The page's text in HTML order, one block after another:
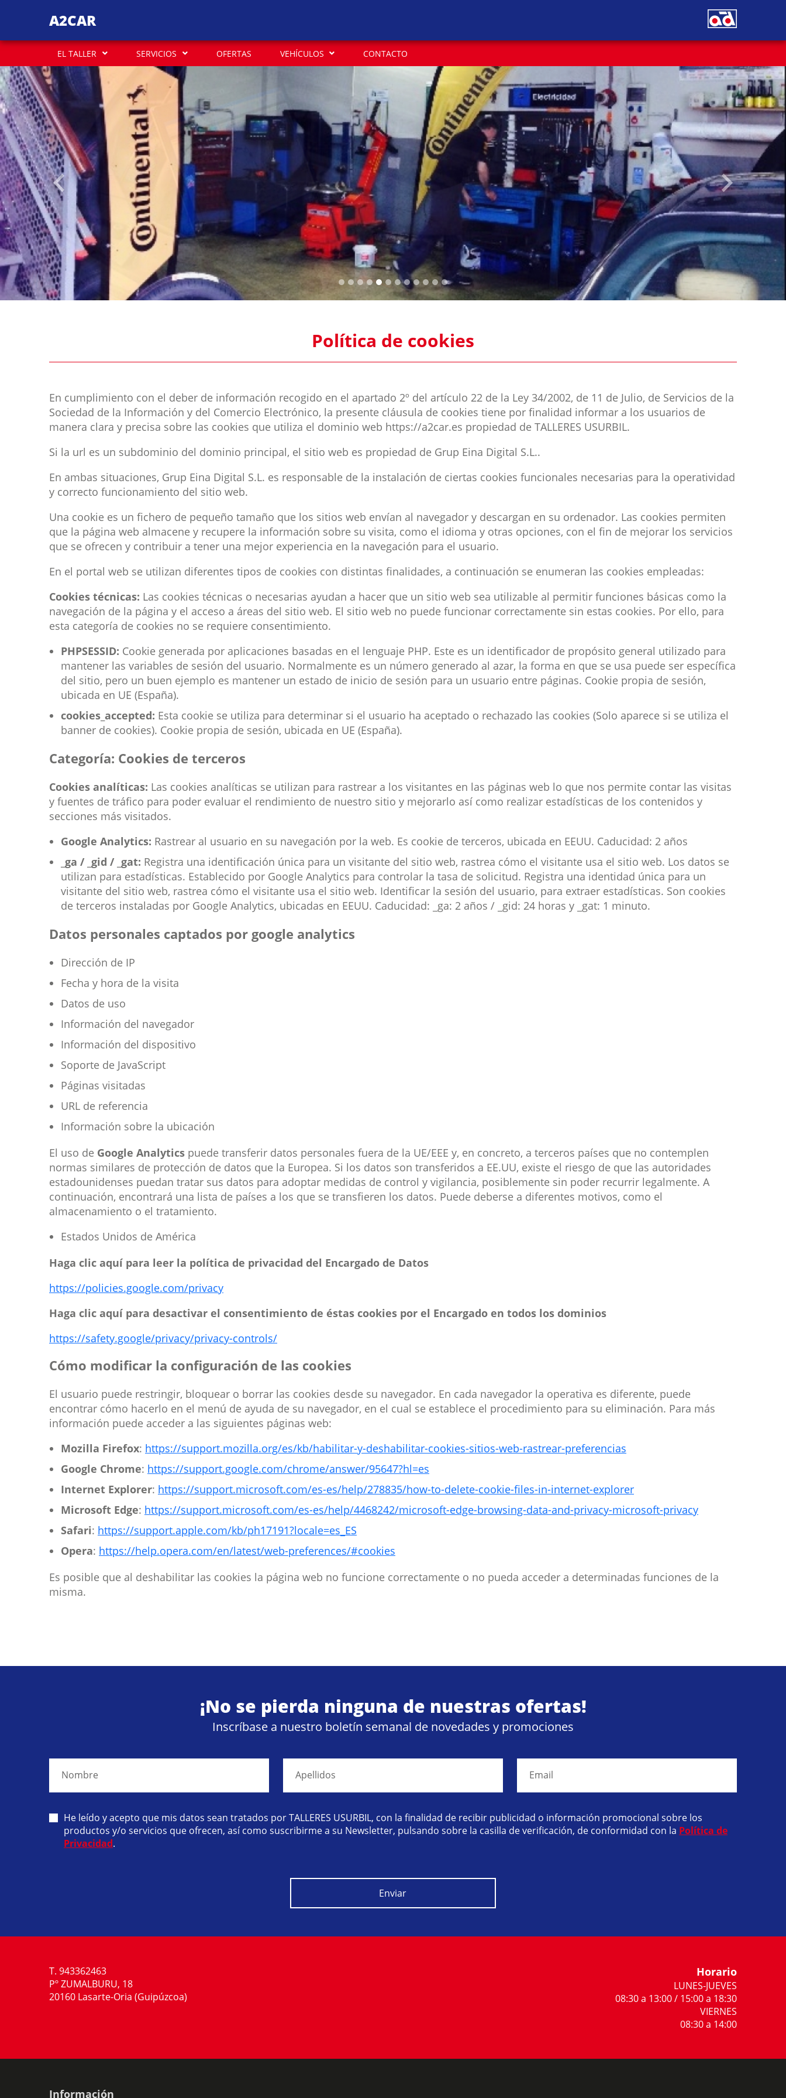
A2CAR
EL TALLER SERVICIOS OFERTAS VEHÍCULOS CONTACTO
Anterior Siguiente
Política de cookies
En cumplimiento con el deber de información recogido en el apartado 2º del artículo 22 de la Ley 34/2002, de 11 de Julio, de Servicios de la
Sociedad de la Información y del Comercio Electrónico, la presente cláusula de cookies tiene por finalidad informar a los usuarios de
manera clara y precisa sobre las cookies que utiliza el dominio web https://a2car.es propiedad de TALLERES USURBIL.
Si la url es un subdominio del dominio principal, el sitio web es propiedad de Grup Eina Digital S.L..
En ambas situaciones, Grup Eina Digital S.L. es responsable de la instalación de ciertas cookies funcionales necesarias para la operatividad
y correcto funcionamiento del sitio web.
Una cookie es un fichero de pequeño tamaño que los sitios web envían al navegador y descargan en su ordenador. Las cookies permiten
que la página web almacene y recupere la información sobre su visita, como el idioma y otras opciones, con el fin de mejorar los servicios
que se ofrecen y contribuir a tener una mejor experiencia en la navegación para el usuario.
En el portal web se utilizan diferentes tipos de cookies con distintas finalidades, a continuación se enumeran las cookies empleadas:
Cookies técnicas: Las cookies técnicas o necesarias ayudan a hacer que un sitio web sea utilizable al permitir funciones básicas como la
navegación de la página y el acceso a áreas del sitio web. El sitio web no puede funcionar correctamente sin estas cookies. Por ello, para
esta categoría de cookies no se requiere consentimiento.
PHPSESSID: Cookie generada por aplicaciones basadas en el lenguaje PHP. Este es un identificador de propósito general utilizado para
mantener las variables de sesión del usuario. Normalmente es un número generado al azar, la forma en que se usa puede ser específica
del sitio, pero un buen ejemplo es mantener un estado de inicio de sesión para un usuario entre páginas. Cookie propia de sesión,
ubicada en UE (España).
cookies_accepted: Esta cookie se utiliza para determinar si el usuario ha aceptado o rechazado las cookies (Solo aparece si se utiliza el
banner de cookies). Cookie propia de sesión, ubicada en UE (España).
Categoría: Cookies de terceros
Cookies analíticas: Las cookies analíticas se utilizan para rastrear a los visitantes en las páginas web lo que nos permite contar las visitas
y fuentes de tráfico para poder evaluar el rendimiento de nuestro sitio y mejorarlo así como realizar estadísticas de los contenidos y
secciones más visitados.
Google Analytics: Rastrear al usuario en su navegación por la web. Es cookie de terceros, ubicada en EEUU. Caducidad: 2 años
_ga / _gid / _gat: Registra una identificación única para un visitante del sitio web, rastrea cómo el visitante usa el sitio web. Los datos se
utilizan para estadísticas. Establecido por Google Analytics para controlar la tasa de solicitud. Registra una identidad única para un
visitante del sitio web, rastrea cómo el visitante usa el sitio web. Identificar la sesión del usuario, para extraer estadísticas. Son cookies
de terceros instaladas por Google Analytics, ubicadas en EEUU. Caducidad: _ga: 2 años / _gid: 24 horas y _gat: 1 minuto.
Datos personales captados por google analytics
Dirección de IP
Fecha y hora de la visita
Datos de uso
Información del navegador
Información del dispositivo
Soporte de JavaScript
Páginas visitadas
URL de referencia
Información sobre la ubicación
El uso de Google Analytics puede transferir datos personales fuera de la UE/EEE y, en concreto, a terceros países que no contemplen
normas similares de protección de datos que la Europea. Si los datos son transferidos a EE.UU, existe el riesgo de que las autoridades
estadounidenses puedan tratar sus datos para adoptar medidas de control y vigilancia, posiblemente sin poder recurrir legalmente. A
continuación, encontrará una lista de países a los que se transfieren los datos. Puede deberse a diferentes motivos, como el
almacenamiento o el tratamiento.
Estados Unidos de América
Haga clic aquí para leer la política de privacidad del Encargado de Datos
https://policies.google.com/privacy
Haga clic aquí para desactivar el consentimiento de éstas cookies por el Encargado en todos los dominios
https://safety.google/privacy/privacy-controls/
Cómo modificar la configuración de las cookies
El usuario puede restringir, bloquear o borrar las cookies desde su navegador. En cada navegador la operativa es diferente, puede
encontrar cómo hacerlo en el menú de ayuda de su navegador, en el cual se establece el procedimiento para su eliminación. Para más
información puede acceder a las siguientes páginas web:
Mozilla Firefox: https://support.mozilla.org/es/kb/habilitar-y-deshabilitar-cookies-sitios-web-rastrear-preferencias
Google Chrome: https://support.google.com/chrome/answer/95647?hl=es
Internet Explorer: https://support.microsoft.com/es-es/help/278835/how-to-delete-cookie-files-in-internet-explorer
Microsoft Edge: https://support.microsoft.com/es-es/help/4468242/microsoft-edge-browsing-data-and-privacy-microsoft-privacy
Safari: https://support.apple.com/kb/ph17191?locale=es_ES
Opera: https://help.opera.com/en/latest/web-preferences/#cookies
Es posible que al deshabilitar las cookies la página web no funcione correctamente o no pueda acceder a determinadas funciones de la
misma.
¡No se pierda ninguna de nuestras ofertas!
Inscríbase a nuestro boletín semanal de novedades y promociones
Nombre Apellidos Email
He leído y acepto que mis datos sean tratados por TALLERES USURBIL, con la finalidad de recibir publicidad o información promocional sobre los
productos y/o servicios que ofrecen, así como suscribirme a su Newsletter, pulsando sobre la casilla de verificación, de conformidad con la Política de
Privacidad.
Enviar
T. 943362463
Pº ZUMALBURU, 18
20160 Lasarte-Oria (Guipúzcoa)
Horario
LUNES-JUEVES
08:30 a 13:00 / 15:00 a 18:30
VIERNES
08:30 a 14:00
Información